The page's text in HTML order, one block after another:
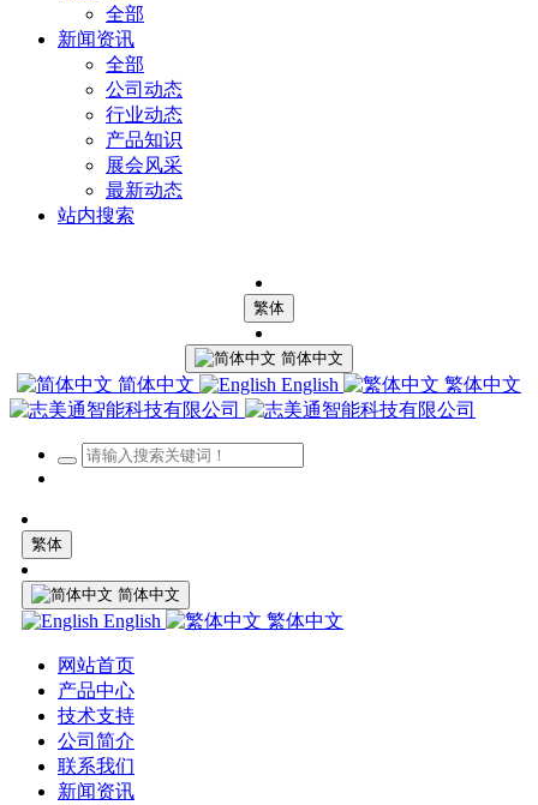
全部
新闻资讯
全部
公司动态
行业动态
产品知识
展会风采
最新动态
站内搜索
繁体
简体中文
简体中文 English 繁体中文
繁体
简体中文
English 繁体中文
网站首页
产品中心
技术支持
公司简介
联系我们
新闻资讯